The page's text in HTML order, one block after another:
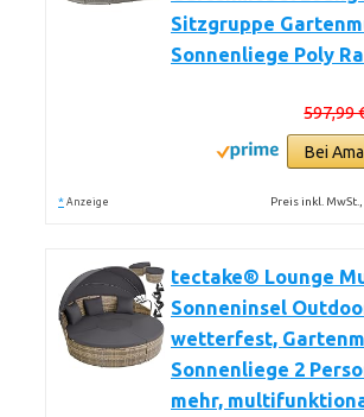
Sitzgruppe
Sonnenliege Poly
597,99
Bei
* Anzeige Preis inkl.
tectake® Lounge
Sonneninsel
wetterfest,
Sonnenliege 2
mehr,